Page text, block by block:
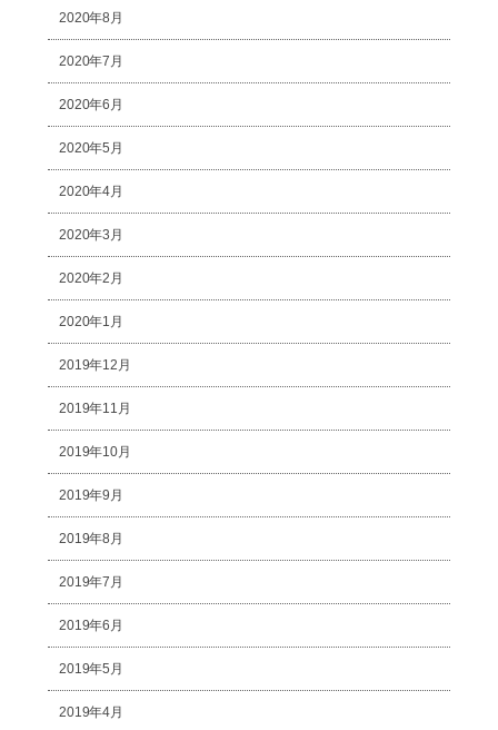
2020年8月
2020年7月
2020年6月
2020年5月
2020年4月
2020年3月
2020年2月
2020年1月
2019年12月
2019年11月
2019年10月
2019年9月
2019年8月
2019年7月
2019年6月
2019年5月
2019年4月